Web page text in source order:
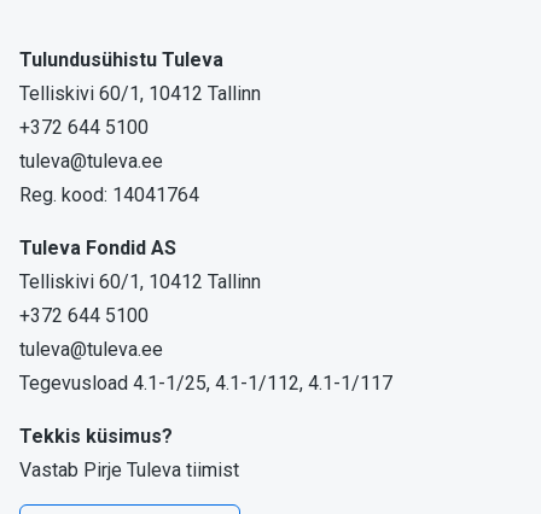
Tulundusühistu Tuleva
Telliskivi 60/1, 10412 Tallinn
+372 644 5100
tuleva@tuleva.ee
Reg. kood: 14041764
Tuleva Fondid AS
Telliskivi 60/1, 10412 Tallinn
+372 644 5100
tuleva@tuleva.ee
Tegevusload 4.1-1/25, 4.1-1/112, 4.1-1/117
Tekkis küsimus?
Vastab Pirje Tuleva tiimist